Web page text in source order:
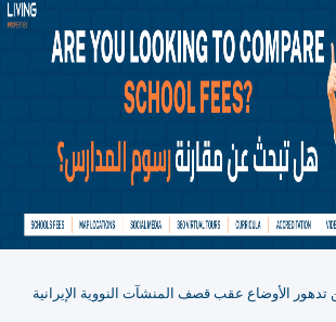
الأوضاع عقب قصف المنشآت النووية الإيرانية